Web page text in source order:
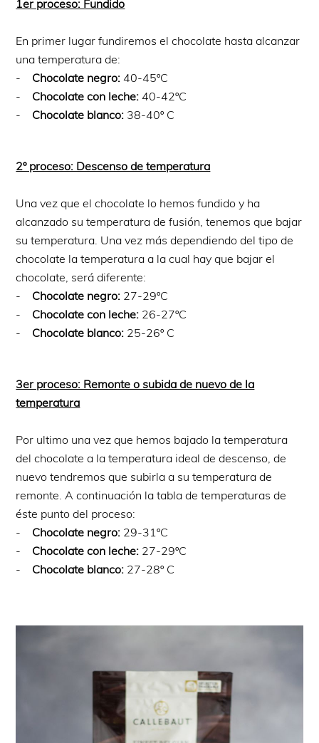
1er proceso: Fundido
En primer lugar fundiremos el chocolate hasta alcanzar
una temperatura de:
- Chocolate negro: 40-45ºC
- Chocolate con leche: 40-42ºC
- Chocolate blanco: 38-40º C
2º proceso: Descenso de temperatura
Una vez que el chocolate lo hemos fundido y ha
alcanzado su temperatura de fusión, tenemos que bajar
su temperatura. Una vez más dependiendo del tipo de
chocolate la temperatura a la cual hay que bajar el
chocolate, será diferente:
- Chocolate negro: 27-29ºC
- Chocolate con leche: 26-27ºC
- Chocolate blanco: 25-26º C
3er proceso: Remonte o subida de nuevo de la
temperatura
Por ultimo una vez que hemos bajado la temperatura
del chocolate a la temperatura ideal de descenso, de
nuevo tendremos que subirla a su temperatura de
remonte. A continuación la tabla de temperaturas de
éste punto del proceso:
- Chocolate negro: 29-31ºC
- Chocolate con leche: 27-29ºC
- Chocolate blanco: 27-28º C